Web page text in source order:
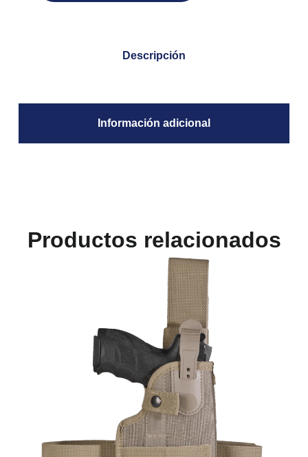
Descripción
Información adicional
Productos relacionados